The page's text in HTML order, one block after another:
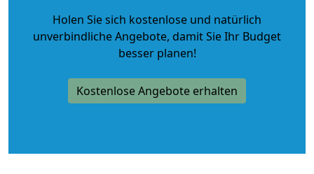
Holen Sie sich kostenlose und natürlich
unverbindliche Angebote, damit Sie Ihr Budget
besser planen!
Kostenlose Angebote erhalten